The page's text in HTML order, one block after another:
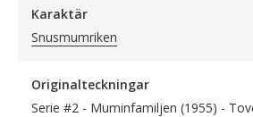
Karaktär
Snusmumriken
Originalteckningar
Serie #2 - Muminfamiljen (1955) -